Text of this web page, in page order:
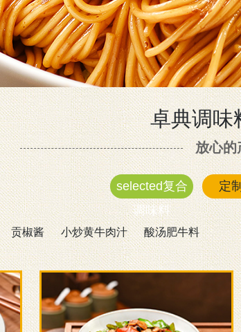
卓典调味
放心的
selected复合
调味料
定
贡椒酱 小炒黄牛肉汁 酸汤肥牛料